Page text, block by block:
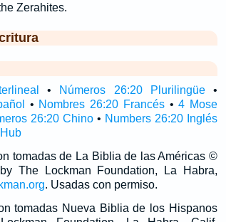
Zerahites.
• Números 26:20 Plurilingüe•
• Nombres 26:20 Francés•4 Mose
26:20 Chino• Numbers 26:20 Inglés
tomadas de La Biblia de las Américas ©
The Lockman Foundation, La Habra,
. Usadas con permiso.
tomadas Nueva Biblia de los Hispanos